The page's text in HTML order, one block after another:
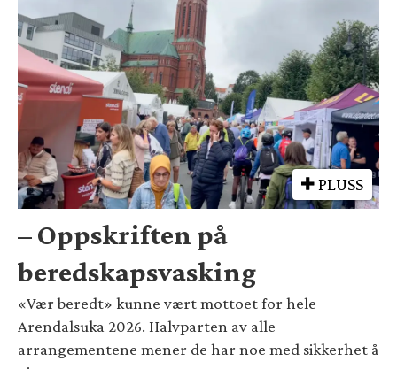
PLUSS
– Oppskriften på
beredskapsvasking
«Vær beredt» kunne vært mottoet for hele
Arendalsuka 2026. Halvparten av alle
arrangementene mener de har noe med sikkerhet å